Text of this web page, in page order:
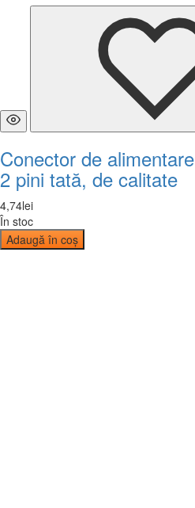
Conector de
2 pini tată, de calitate
4,74lei
În stoc
Adaugă în coș